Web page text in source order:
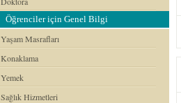
Öğrenciler için Genel Bilgi
Yaşam Masrafları
Konaklama
Yemek
Sağlık Hizmetleri